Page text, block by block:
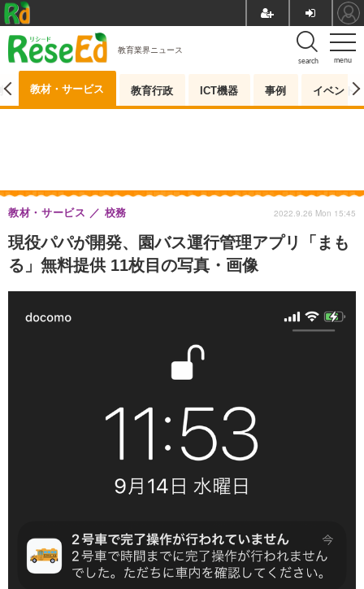
menu
search
教育業界ニュース
教材・サービス 教育行政 ICT機器 事例 イベント
現役パパが開発、園バス運行管理アプリ「まも
る」無料提供 11枚目の写真・画像
教材・サービス 校務 2022.9.26 Mon 15:45